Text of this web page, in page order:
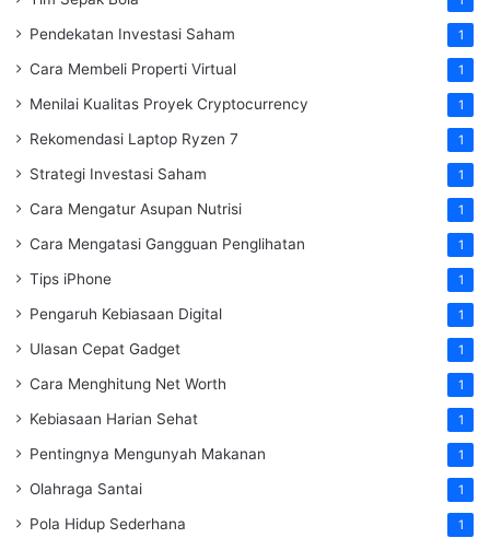
Pendekatan Investasi Saham 1
Cara Membeli Properti Virtual 1
Menilai Kualitas Proyek Cryptocurrency 1
Rekomendasi Laptop Ryzen 7 1
Strategi Investasi Saham 1
Cara Mengatur Asupan Nutrisi 1
Cara Mengatasi Gangguan Penglihatan 1
Tips iPhone 1
Pengaruh Kebiasaan Digital 1
Ulasan Cepat Gadget 1
Cara Menghitung Net Worth 1
Kebiasaan Harian Sehat 1
Pentingnya Mengunyah Makanan 1
Olahraga Santai 1
Pola Hidup Sederhana 1